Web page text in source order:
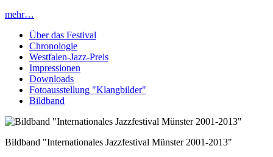
mehr…
Über das Festival
Chronologie
Westfalen-Jazz-Preis
Impressionen
Downloads
Fotoausstellung "Klangbilder"
Bildband
Bildband "Internationales Jazzfestival Münster 2001-2013"